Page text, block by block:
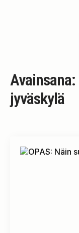
Avainsana:
jyväskylä